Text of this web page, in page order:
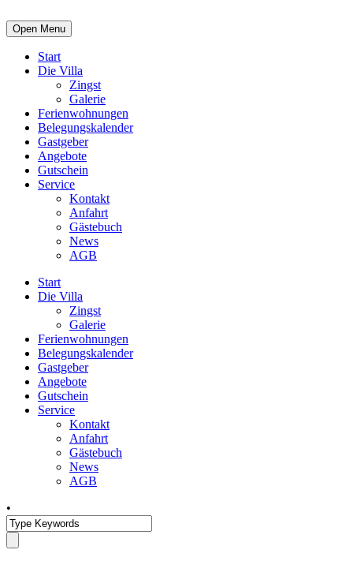
Open Menu
Start
Die Villa
Zingst
Galerie
Ferienwohnungen
Belegungskalender
Gastgeber
Angebote
Gutschein
Service
Kontakt
Anfahrt
Gästebuch
News
AGB
Start
Die Villa
Zingst
Galerie
Ferienwohnungen
Belegungskalender
Gastgeber
Angebote
Gutschein
Service
Kontakt
Anfahrt
Gästebuch
News
AGB
•